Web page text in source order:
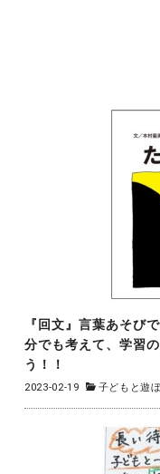
『回文』言葉あそび
分でも考えて、学習
う！！
2023-02-19 子どもと遊